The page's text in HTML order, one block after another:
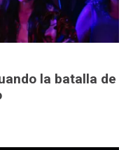
la batalla de